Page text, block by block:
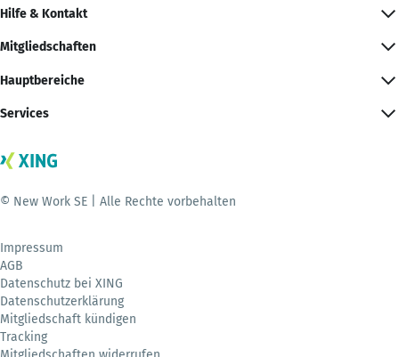
Hilfe & Kontakt
Mitgliedschaften
Hauptbereiche
Services
© New Work SE | Alle Rechte vorbehalten
Impressum
AGB
Datenschutz bei XING
Datenschutzerklärung
Mitgliedschaft kündigen
Tracking